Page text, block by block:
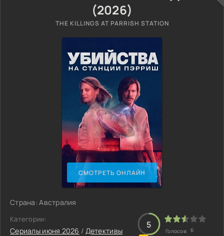
(2026)
THE KILLINGS AT PARRISH STATION
СМОТРЕТЬ ОНЛАЙН
Страна: Австралия
Категории:
Сериалы июня 2026 / Детективы
5
Голосов: 6